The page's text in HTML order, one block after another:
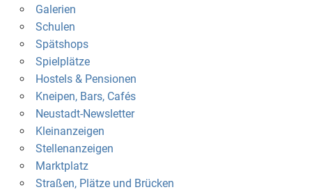
Galerien
Schulen
Spätshops
Spielplätze
Hostels & Pensionen
Kneipen, Bars, Cafés
Neustadt-Newsletter
Kleinanzeigen
Stellenanzeigen
Marktplatz
Straßen, Plätze und Brücken